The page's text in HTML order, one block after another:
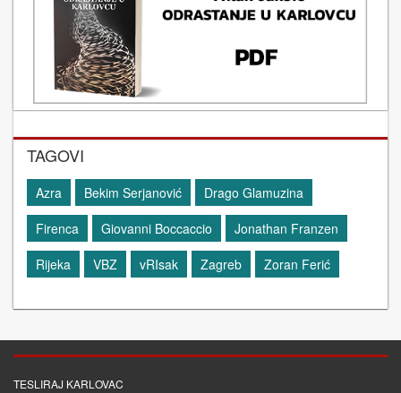
TAGOVI
Azra Bekim Serjanović
Drago Glamuzina
Firenca
Giovanni Boccaccio
Jonathan Franzen
Rijeka
VBZ vRIsak Zagreb Zoran Ferić
TESLIRAJ KARLOVAC